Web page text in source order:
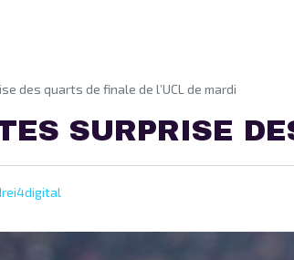
des quarts de finale de l’UCL de mardi
SURPRISE